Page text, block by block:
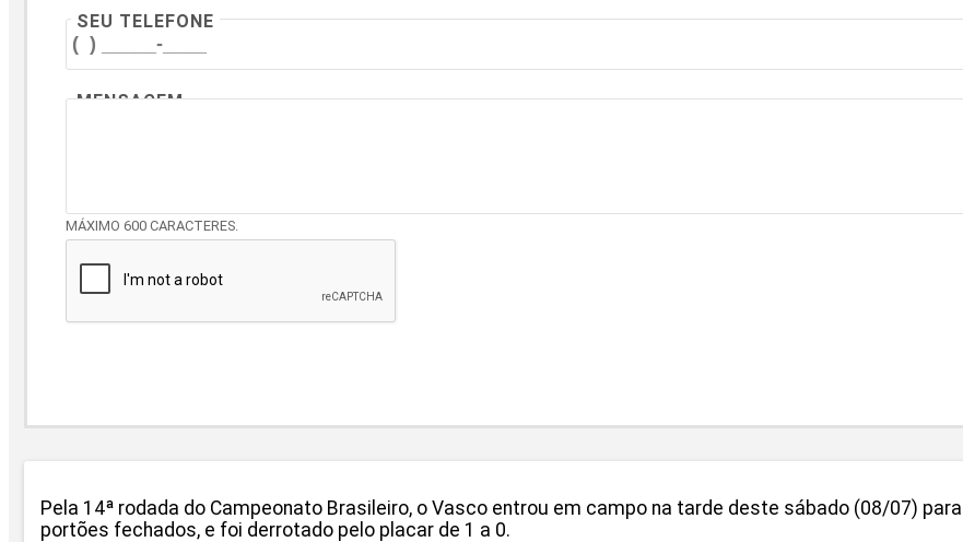
SEU TELEFONE
MENSAGEM
MÁXIMO 600 CARACTERES.
Pela 14ª rodada do Campeonato Brasileiro, o Vasco entrou em campo na tarde deste sábado (08/07)
portões fechados, e foi derrotado pelo placar de 1 a 0.